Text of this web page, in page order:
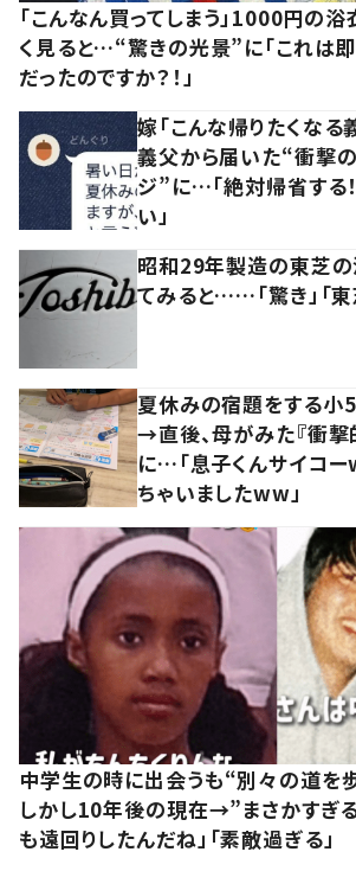
「こんなん買ってしまう」1000円の
く見ると…“驚きの光景”に「これは
だったのですか？！」
嫁「こんな帰りたくなる
義父から届いた“衝撃
ジ”に…「絶対帰省する
い」
昭和29年製造の東芝の
てみると……「驚き」「東
夏休みの宿題をする小
→直後、母がみた『衝撃
に…「息子くんサイコー
ちゃいましたww」
中学生の時に出会うも“別々の道を
しかし10年後の現在→”まさかすぎ
も遠回りしたんだね」「素敵過ぎる」